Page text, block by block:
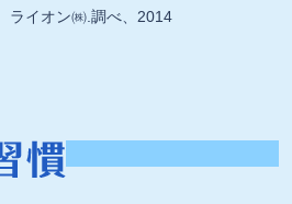
イオン㈱.調べ、2014